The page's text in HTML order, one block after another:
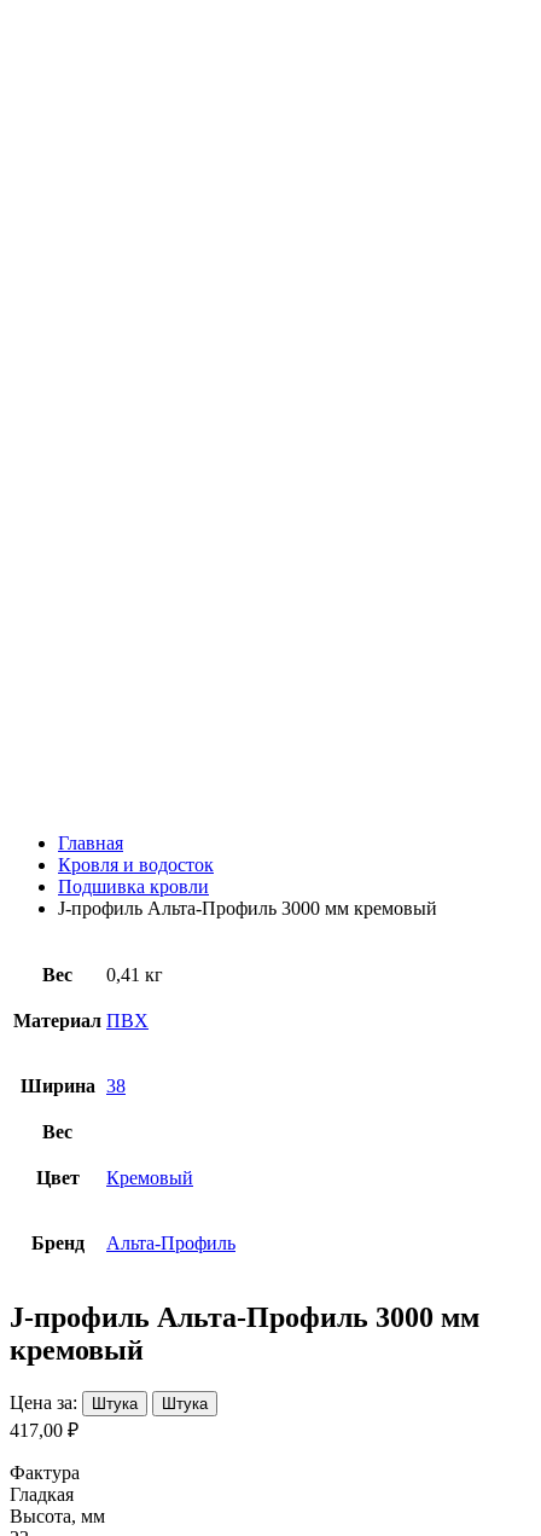
Главная
Кровля и водосток
Подшивка кровли
J-профиль Альта-Профиль 3000 мм кремовый
Вес 0,41 кг
Материал ПВХ
Ширина 38
Вес
Цвет Кремовый
Бренд Альта-Профиль
J-профиль Альта-Профиль 3000 мм
кремовый
Цена за: Штука Штука
417,00 ₽
Фактура
Гладкая
Высота, мм